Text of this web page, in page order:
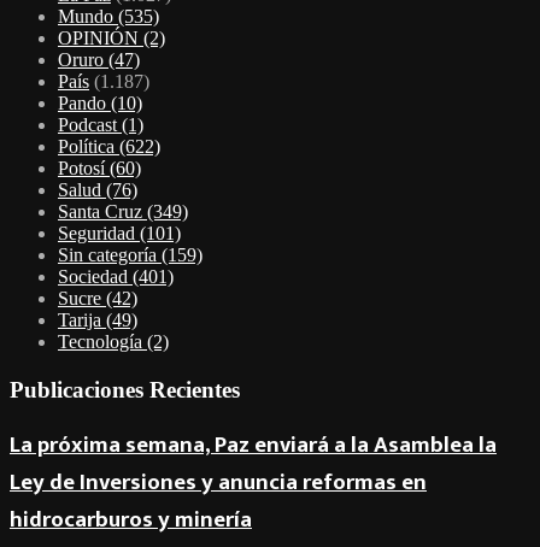
Mundo (535)
OPINIÓN (2)
Oruro (47)
País (1.187)
Pando (10)
Podcast (1)
Política (622)
Potosí(60)
Salud (76)
Santa Cruz (349)
Seguridad (101)
Sin categoría (159)
Sociedad (401)
Sucre (42)
Tarija (49)
Tecnología (2)
Publicaciones Recientes
La próxima semana, Paz enviará a la Asamblea la
Ley de Inversiones y anuncia reformas en
hidrocarburos y minería